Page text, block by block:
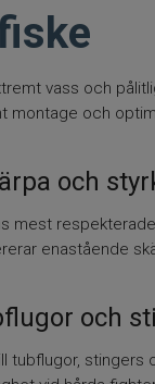
vass och
montage och
och
mest
enastående
och
tubflugor,